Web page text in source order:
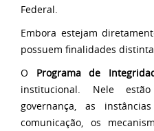
Federal.
Embora estejam
possuem finalidades
O Programa de
institucional. Nele
governança, as
comunicação, os